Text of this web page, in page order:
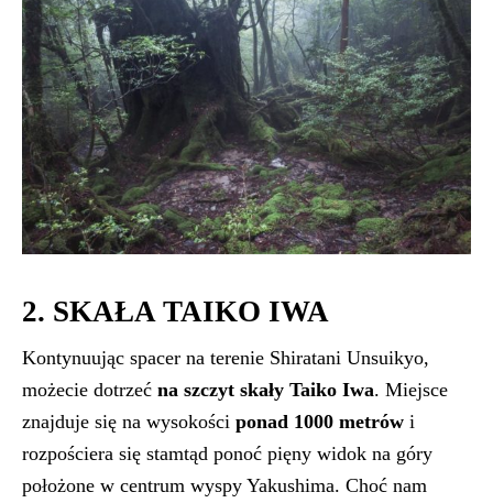
2. SKAŁA TAIKO IWA
Kontynuując spacer na terenie Shiratani Unsuikyo,
możecie dotrzeć na szczyt skały Taiko Iwa. Miejsce
znajduje się na wysokości ponad 1000 metrów i
rozpościera się stamtąd ponoć pięny widok na góry
położone w centrum wyspy Yakushima. Choć nam